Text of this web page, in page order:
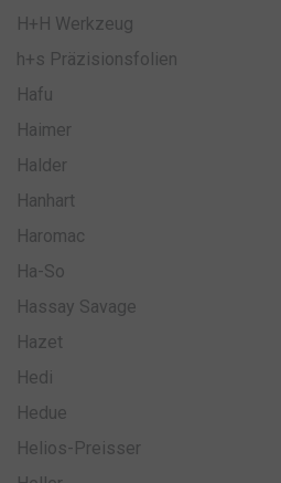
H+H Werkzeug
h+s Präzisionsfolien
Hafu
Haimer
Halder
Hanhart
Haromac
Ha-So
Hassay Savage
Hazet
Hedi
Hedue
Helios-Preisser